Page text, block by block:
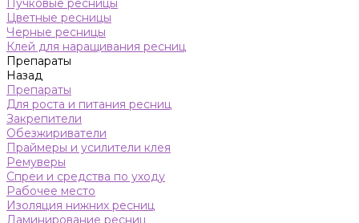
Пучковые ресницы
Цветные ресницы
Черные ресницы
Клей для наращивания ресниц
Препараты
Назад
Препараты
Для роста и питания ресниц
Закрепители
Обезжириватели
Праймеры и усилители клея
Ремуверы
Спреи и средства по уходу
Рабочее место
Изоляция нижних ресниц
Ламинирование ресниц